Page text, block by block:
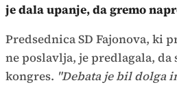
je dala upanje, da gremo
Predsednica SD Fajonova, ki
ne poslavlja, je predlagala,
kongres. "Debata je bil dolga